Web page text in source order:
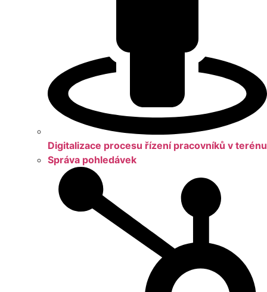
Digitalizace procesu řízení pracovníků v terénu
Správa pohledávek